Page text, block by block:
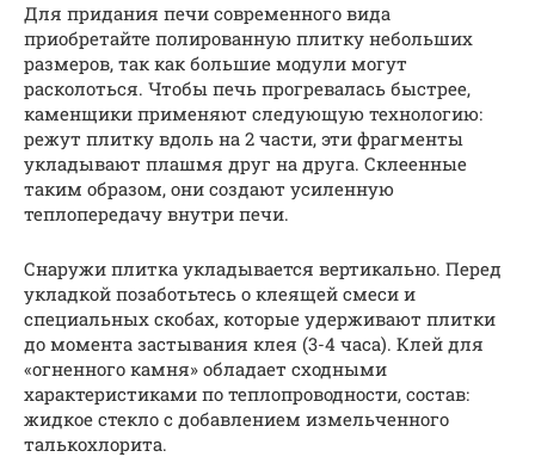
Для придания печи современного вида
приобретайте полированную плитку небольших
размеров, так как большие модули могут
расколоться. Чтобы печь прогревалась быстрее,
каменщики применяют следующую технологию:
режут плитку вдоль на 2 части, эти фрагменты
укладывают плашмя друг на друга. Склеенные
таким образом, они создают усиленную
теплопередачу внутри печи.
Снаружи плитка укладывается вертикально. Перед
укладкой позаботьтесь о клеящей смеси и
специальных скобах, которые удерживают плитки
до момента застывания клея (3-4 часа). Клей для
«огненного камня» обладает сходными
характеристиками по теплопроводности, состав:
жидкое стекло с добавлением измельченного
талькохлорита.